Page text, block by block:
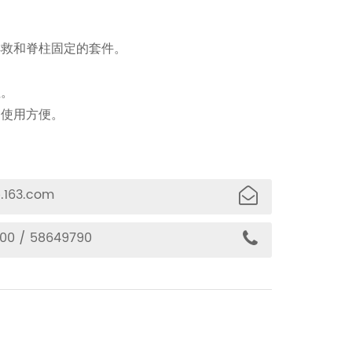
和脊柱固定的套件。
用方便。
/ 58649790